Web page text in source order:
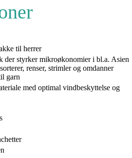
til herrer
der styrker mikroøkonomier i bl.a. Asien
renser, strimler og omdanner
garn
med optimal vindbeskyttelse og